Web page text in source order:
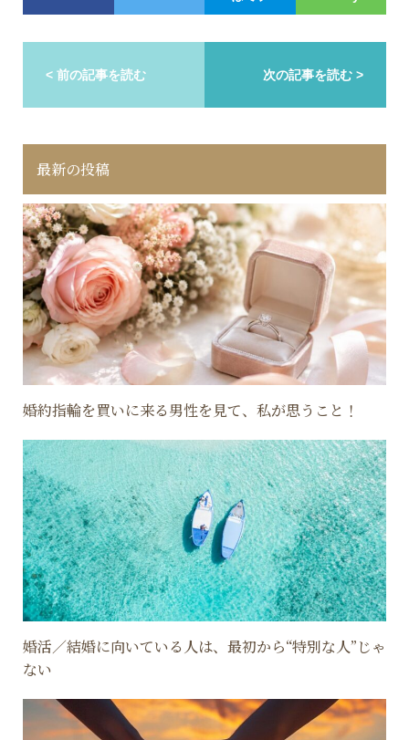
< 前の記事を読む 次の記事を読む >
最新の投稿
婚約指輪を買いに来る男性を見て、私が思うこと！
婚活／結婚に向いている人は、最初から“特別な人”じゃ
ない